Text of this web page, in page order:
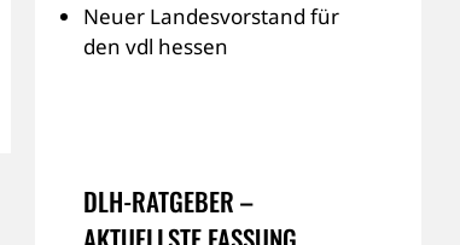
Neuer Landesvorstand für
den vdl hessen
DLH-RATGEBER –